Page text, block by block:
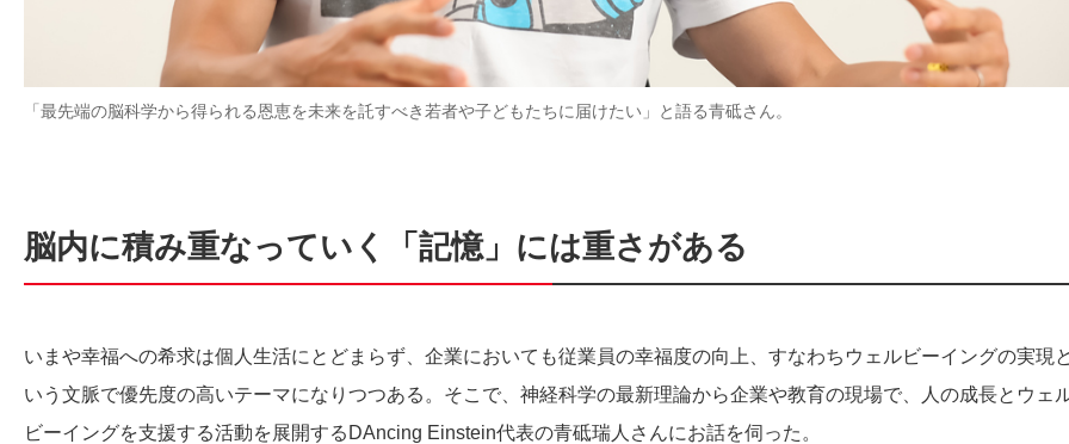
「最先端の脳科学から得られる恩恵を未来を託すべき若者や子どもたちに届けたい」と語る青砥さん。
脳内に積み重なっていく「記憶」には重さがある
いまや幸福への希求は個人生活にとどまらず、企業においても従業員の幸福度の向上、すなわちウェルビーイングの実現
いう文脈で優先度の高いテーマになりつつある。そこで、神経科学の最新理論から企業や教育の現場で、人の成長とウェ
ビーイングを支援する活動を展開するDAncing Einstein代表の青砥瑞人さんにお話を伺った。